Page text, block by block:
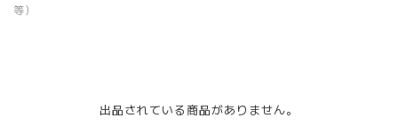
等）
出品されている商品がありません。